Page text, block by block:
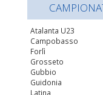
Atalanta U23
Campobasso
Forlì
Grosseto
Gubbio
Guidonia
Latina